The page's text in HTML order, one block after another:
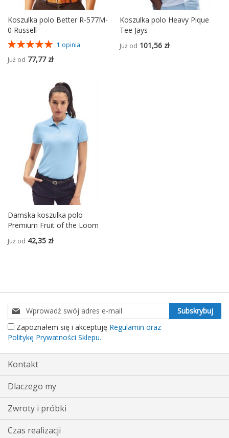
Koszulka polo Better R-577M-
0 Russell
Ocena:
1 opinia
Już od 77,77 zł
Koszulka polo Heavy Pique
Tee Jays
Już od 101,56 zł
Damska koszulka polo
Premium Fruit of the Loom
Już od 42,35 zł
Subskrybuj
nasz
newsletter:
Subskrybuj
Zapoznałem się i akceptuję Regulamin oraz
Politykę Prywatności Sklepu.
Kontakt
Dlaczego my
Zwroty i próbki
Czas realizacji